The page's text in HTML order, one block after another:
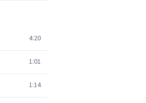
4:20
1:01
1:14